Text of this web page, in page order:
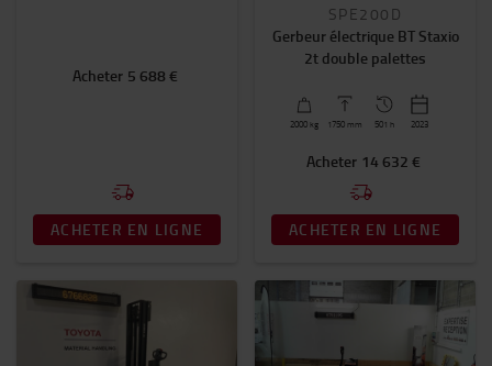
Acheter 5 688 €
ACHETER EN LIGNE
SPE200D
Gerbeur électrique BT Staxio
2t double palettes
2000 kg 1750 mm 501 h 2023
Acheter 14 632 €
ACHETER EN LIGNE